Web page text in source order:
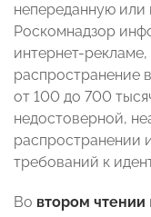
непереданную или
Роскомнадзор
интернет-
распространение
от 100 до 700
недостоверной,
распространении
требований к
Во втором чтении